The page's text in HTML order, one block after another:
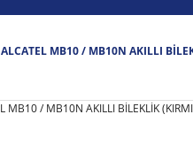
ALCATEL MB10 / MB10N AKILLI